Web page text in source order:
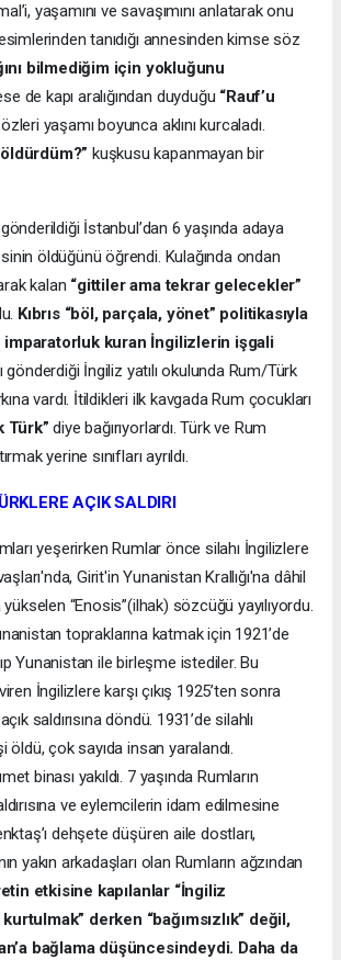
yaşamını ve savaşımını anlatarak onu
tanıdığı annesinden kimse söz
bilmediğim için yokluğunu
de kapı aralığından duyduğu “Rauf’u
yaşamı boyunca aklını kurcaladı.
kuşkusu kapanmayan bir
İstanbul’dan 6 yaşında adaya
öldüğünü öğrendi. Kulağında ondan
kalan “gittiler ama tekrar gelecekler”
Kıbrıs “böl, parçala, yönet” politikasıyla
imparatorluk kuran İngilizlerin işgali
gönderdiği İngiliz yatılı okulunda Rum/Türk
vardı. İtildikleri ilk kavgada Rum çocukları
Türk” diye bağırıyorlardı. Türk ve Rum
yerine sınıfları ayrıldı.
AÇIK SALDIRI
yeşerirken Rumlar önce silahı İngilizlere
Girit'in Yunanistan Krallığı'na dâhil
“Enosis”(ilhak) sözcüğü yayılıyordu.
topraklarına katmak için 1921’de
Yunanistan ile birleşme istediler. Bu
İngilizlere karşı çıkış 1925’ten sonra
saldırısına döndü. 1931’de silahlı
öldü, çok sayıda insan yaralandı.
binası yakıldı. 7 yaşında Rumların
ve eylemcilerin idam edilmesine
dehşete düşüren aile dostları,
yakın arkadaşları olan Rumların ağzından
etkisine kapılanlar “İngiliz
derken “bağımsızlık” değil,
bağlama düşüncesindeydi. Daha da